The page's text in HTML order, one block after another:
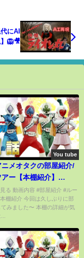
にAI
🦁🎥
You tube
メオタクの部屋紹介/
ー【本棚紹介】
Tour】
る 動画内容 #部屋紹介 #ルー
棚紹介 今回は久しぶりに部
みました〜 本棚の詳細が気